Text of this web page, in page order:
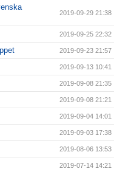
2019-09-29 21:38
2019-09-25 22:32
2019-09-23 21:57
2019-09-13 10:41
2019-09-08 21:35
2019-09-08 21:21
2019-09-04 14:01
2019-09-03 17:38
2019-08-06 13:53
2019-07-14 14:21